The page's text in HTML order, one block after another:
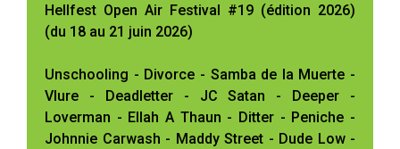
Hellfest Open Air Festival #19 (édition 2026)
(du 18 au 21 juin 2026)
Unschooling - Divorce - Samba de la Muerte -
Vlure - Deadletter - JC Satan - Deeper -
Loverman - Ellah A Thaun - Ditter - Peniche -
Johnnie Carwash - Maddy Street - Dude Low -